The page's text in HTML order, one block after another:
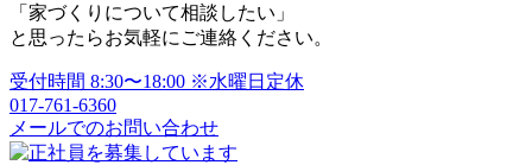
ー
シ
ョ
ン
「家づくりについて相談したい」
と思ったらお気軽にご連絡ください。
受付時間 8:30〜18:00 ※水曜日定休
017-761-6360
メールでのお問い合わせ